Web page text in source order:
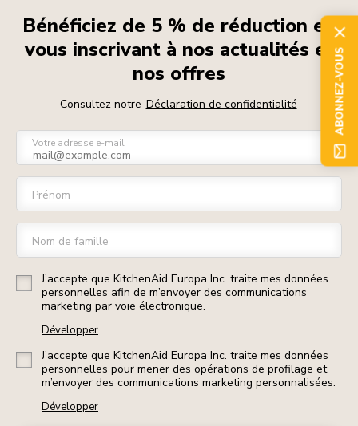
Bénéficiez de 5 % de réduction en
vous inscrivant à nos actualités et
nos offres
Consultez notre Déclaration de confidentialité
Votre adresse e-mail
Prénom
Nom de famille
J’accepte que KitchenAid Europa Inc. traite mes données
personnelles afin de m’envoyer des communications
marketing par voie électronique.
Développer
J’accepte que KitchenAid Europa Inc. traite mes données
personnelles pour mener des opérations de profilage et
m’envoyer des communications marketing personnalisées.
Développer
ABONNEZ-VOUS